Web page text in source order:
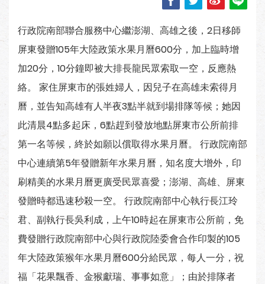
行政院南部聯合服務中心繼澎湖、高雄之後，2日移師
屏東發贈105年大陸政策水果月曆600分，加上臨時增
加20分，10分鐘即被大排長龍民眾索取一空，反應熱
絡。 家住屏東市的張姓婦人，因兒子在高雄未索得月
曆，並告知高雄有人半夜3點半就到場排隊等候；她因
此清晨4點多起床，6點趕到發放地點屏東市公所前排
第一名等候，終於如願以償取得水果月曆。 行政院南部
中心連續第5年發贈新年水果月曆，知名度大增外，印
刷精美的水果月曆更廣受民眾喜愛；澎湖、高雄、屏東
發贈時都迅速秒殺一空。 行政院南部中心執行長江玲
君、副執行長吳利成，上午10時起在屏東市公所前，免
費發贈行政院南部中心與行政院陸委會合作印製的105
年大陸政策猴年水果月曆600分給民眾，每人一分，祝
福「花果飄香、金猴獻瑞、事事如意」；由於排隊者